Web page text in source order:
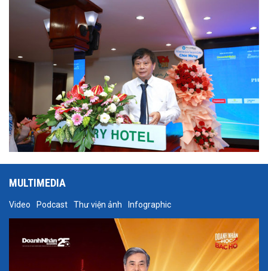
Hội Nhà báo Việt Nam tại Hội thảo.
MULTIMEDIA
Video Podcast Thư viện ảnh Infographic